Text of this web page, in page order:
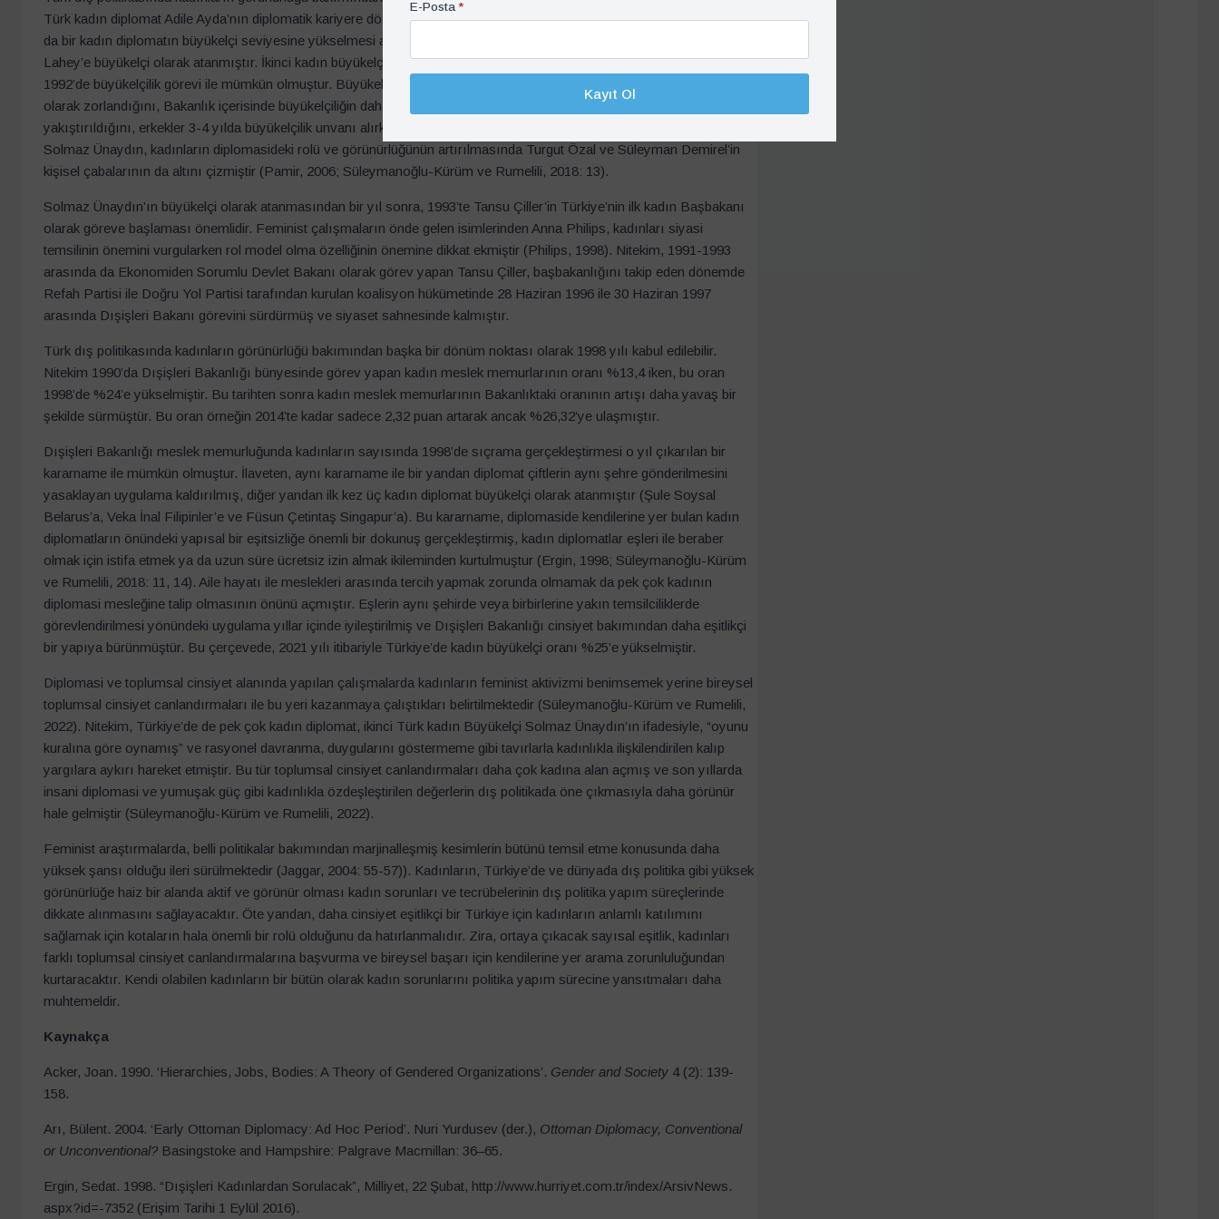
Türk kadın diplomat Adile Ayda’nın diplomatik kariyere döndüğü 1957 yılı olarak almak mümkündür. Fakat bundan sonra
da bir kadın diplomatın büyükelçi seviyesine yükselmesi ancak 25 yıl sonra gerçekleşebilmiş ve 1982’de Filiz Dinçmen
Lahey’e büyükelçi olarak atanmıştır. İkinci kadın büyükelçinin atanması ise ancak 10 yıl sonra Solmaz Ünaydın’ın
1992’de büyükelçilik görevi ile mümkün olmuştur. Büyükelçi Ünaydın daha sonra medyaya verdiği mülakatlarda kadın
olarak zorlandığını, Bakanlık içerisinde büyükelçiliğin daha çok Galatasaray Lisesi ve Mülkiye mezunu erkeklere
yakıştırıldığını, erkekler 3-4 yılda büyükelçilik unvanı alırken kendisinin 8 yıl beklediğini ifade etmiştir. Öte yandan
Solmaz Ünaydın, kadınların diplomasideki rolü ve görünürlüğünün artırılmasında Turgut Özal ve Süleyman Demirel’in
kişisel çabalarının da altını çizmiştir (Pamir, 2006; Süleymanoğlu-Kürüm ve Rumelili, 2018: 13).
Solmaz Ünaydın’ın büyükelçi olarak atanmasından bir yıl sonra, 1993’te Tansu Çiller’in Türkiye’nin ilk kadın Başbakanı
olarak göreve başlaması önemlidir. Feminist çalışmaların önde gelen isimlerinden Anna Philips, kadınları siyasi
temsilinin önemini vurgularken rol model olma özelliğinin önemine dikkat ekmiştir (Philips, 1998). Nitekim, 1991-1993
arasında da Ekonomiden Sorumlu Devlet Bakanı olarak görev yapan Tansu Çiller, başbakanlığını takip eden dönemde
Refah Partisi ile Doğru Yol Partisi tarafından kurulan koalisyon hükümetinde 28 Haziran 1996 ile 30 Haziran 1997
arasında Dışişleri Bakanı görevini sürdürmüş ve siyaset sahnesinde kalmıştır.
Türk dış politikasında kadınların görünürlüğü bakımından başka bir dönüm noktası olarak 1998 yılı kabul edilebilir.
Nitekim 1990’da Dışişleri Bakanlığı bünyesinde görev yapan kadın meslek memurlarının oranı %13,4 iken, bu oran
1998’de %24’e yükselmiştir. Bu tarihten sonra kadın meslek memurlarının Bakanlıktaki oranının artışı daha yavaş bir
şekilde sürmüştür. Bu oran örneğin 2014’te kadar sadece 2,32 puan artarak ancak %26,32’ye ulaşmıştır.
Dışişleri Bakanlığı meslek memurluğunda kadınların sayısında 1998’de sıçrama gerçekleştirmesi o yıl çıkarılan bir
kararname ile mümkün olmuştur. İlaveten, aynı kararname ile bir yandan diplomat çiftlerin aynı şehre gönderilmesini
yasaklayan uygulama kaldırılmış, diğer yandan ilk kez üç kadın diplomat büyükelçi olarak atanmıştır (Şule Soysal
Belarus’a, Veka İnal Filipinler’e ve Füsun Çetintaş Singapur’a). Bu kararname, diplomaside kendilerine yer bulan kadın
diplomatların önündeki yapısal bir eşitsizliğe önemli bir dokunuş gerçekleştirmiş, kadın diplomatlar eşleri ile beraber
olmak için istifa etmek ya da uzun süre ücretsiz izin almak ikileminden kurtulmuştur (Ergin, 1998; Süleymanoğlu-Kürüm
ve Rumelili, 2018: 11, 14). Aile hayatı ile meslekleri arasında tercih yapmak zorunda olmamak da pek çok kadının
diplomasi mesleğine talip olmasının önünü açmıştır. Eşlerin aynı şehirde veya birbirlerine yakın temsilciliklerde
görevlendirilmesi yönündeki uygulama yıllar içinde iyileştirilmiş ve Dışişleri Bakanlığı cinsiyet bakımından daha eşitlikçi
bir yapıya bürünmüştür. Bu çerçevede, 2021 yılı itibariyle Türkiye’de kadın büyükelçi oranı %25’e yükselmiştir.
Diplomasi ve toplumsal cinsiyet alanında yapılan çalışmalarda kadınların feminist aktivizmi benimsemek yerine bireysel
toplumsal cinsiyet canlandırmaları ile bu yeri kazanmaya çalıştıkları belirtilmektedir (Süleymanoğlu-Kürüm ve Rumelili,
2022). Nitekim, Türkiye’de de pek çok kadın diplomat, ikinci Türk kadın Büyükelçi Solmaz Ünaydın’ın ifadesiyle, “oyunu
kuralına göre oynamış” ve rasyonel davranma, duygularını göstermeme gibi tavırlarla kadınlıkla ilişkilendirilen kalıp
yargılara aykırı hareket etmiştir. Bu tür toplumsal cinsiyet canlandırmaları daha çok kadına alan açmış ve son yıllarda
insani diplomasi ve yumuşak güç gibi kadınlıkla özdeşleştirilen değerlerin dış politikada öne çıkmasıyla daha görünür
hale gelmiştir (Süleymanoğlu-Kürüm ve Rumelili, 2022).
Feminist araştırmalarda, belli politikalar bakımından marjinalleşmiş kesimlerin bütünü temsil etme konusunda daha
yüksek şansı olduğu ileri sürülmektedir (Jaggar, 2004: 55-57)). Kadınların, Türkiye’de ve dünyada dış politika gibi yüksek
görünürlüğe haiz bir alanda aktif ve görünür olması kadın sorunları ve tecrübelerinin dış politika yapım süreçlerinde
dikkate alınmasını sağlayacaktır. Öte yandan, daha cinsiyet eşitlikçi bir Türkiye için kadınların anlamlı katılımını
sağlamak için kotaların hala önemli bir rolü olduğunu da hatırlanmalıdır. Zira, ortaya çıkacak sayısal eşitlik, kadınları
farklı toplumsal cinsiyet canlandırmalarına başvurma ve bireysel başarı için kendilerine yer arama zorunluluğundan
kurtaracaktır. Kendi olabilen kadınların bir bütün olarak kadın sorunlarını politika yapım sürecine yansıtmaları daha
muhtemeldir.
Kaynakça
Acker, Joan. 1990. ‘Hierarchies, Jobs, Bodies: A Theory of Gendered Organizations’. Gender and Society 4 (2): 139-
158.
Arı, Bülent. 2004. ‘Early Ottoman Diplomacy: Ad Hoc Period’. Nuri Yurdusev (der.), Ottoman Diplomacy, Conventional
or Unconventional? Basingstoke and Hampshire: Palgrave Macmillan: 36–65.
Ergin, Sedat. 1998. “Dışişleri Kadınlardan Sorulacak”, Milliyet, 22 Şubat, http://www.hurriyet.com.tr/index/ArsivNews.
aspx?id=-7352 (Erişim Tarihi 1 Eylül 2016).
E-Posta *
Kayıt Ol